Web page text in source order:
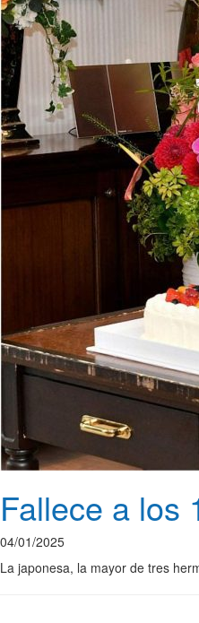
Fallece a los
04/01/2025
La japonesa, la mayor de tres